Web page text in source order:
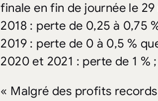
finale en fin de journée le
2018 : perte de 0,25 à 0,75
2019 : perte de 0 à 0,5 %
2020 et 2021 : perte de 1 %
« Malgré des profits